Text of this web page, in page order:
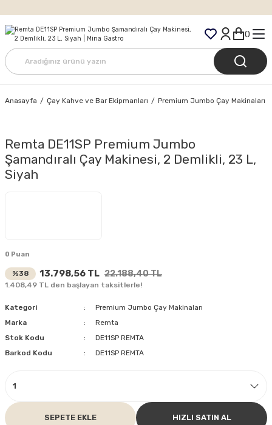
Tüm Siparişlerde Ücretsiz Kargo
Anasayfa Çay Kahve ve Bar Ekipmanları Premium Jumbo Çay Makinaları
Remta DE11SP Premium Jumbo
Şamandıralı Çay Makinesi, 2 Demlikli, 23 L,
Siyah
0 Puan
%38 13.798,56 TL 22.188,40 TL
1.408,49 TL den başlayan taksitlerle!
Kategori
Premium Jumbo Çay Makinaları
Marka
Remta
Stok Kodu
DE11SP REMTA
Barkod Kodu
DE11SP REMTA
SEPETE EKLE HIZLI SATIN AL